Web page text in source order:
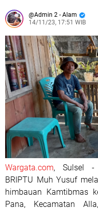
Admin 2 - Alam
14/11/23, 17:51 WIB
Wargata.com, Sulsel -
BRIPTU Muh Yusuf
himbauan Kamtibmas
Pana, Kecamatan